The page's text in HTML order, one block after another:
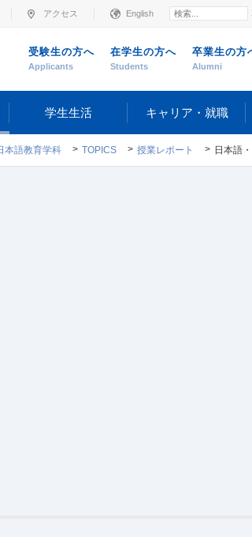
アクセス English
受験生の方へ
Applicants
在学生の方へ
Students
卒業生の方
Alumni
学生生活 キャリア・就職
本語教育学科 TOPICS 授業レポート 日本語・日